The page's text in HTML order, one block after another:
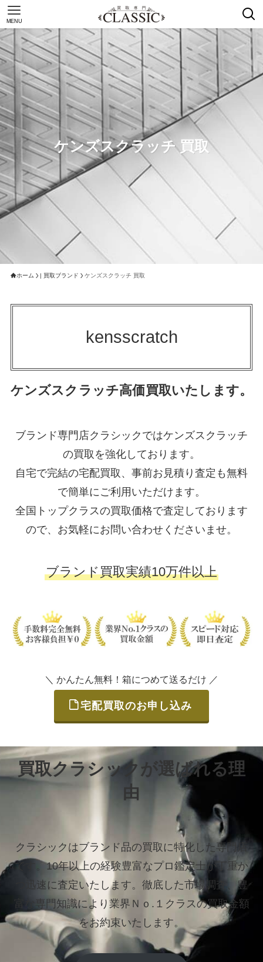
MENU
ケンズスクラッチ 買取
ホーム | 買取ブランド ケンズスクラッチ 買取
kensscratch
ケンズスクラッチ高価買取いたします。
ブランド専門店クラシックではケンズスクラッチ
の買取を強化しております。
自宅で完結の宅配買取、事前お見積り査定も無料
で簡単にご利用いただけます。
全国トップクラスの買取価格で査定しております
ので、お気軽にお問い合わせくださいませ。
ブランド買取実績10万件以上
＼ かんたん無料！箱につめて送るだけ ／
宅配買取のお申し込み
買取クラシックが選ばれる理
由
クラシックはブランド品の買取に特化した専門店
です。10年以上の経験豊富なプロ鑑定士が丁重か
つ迅速に査定いたします。 徹底した市場調査、豊
富な専門知識により業界Ｎｏ.１クラスの買取金額
をお約束いたします。